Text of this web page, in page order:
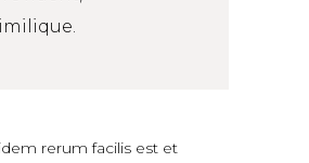
rerum facilis est et